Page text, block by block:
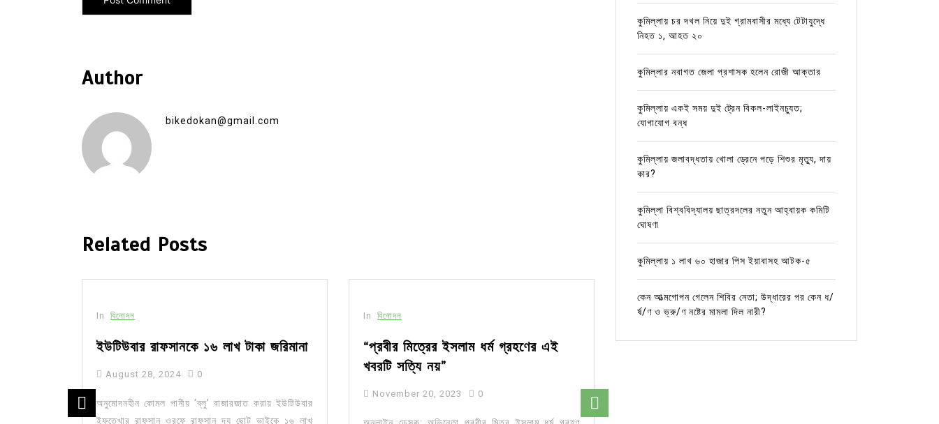
Author
bikedokan@gmail.com
Related Posts
In বিনোদন
ইউটিউবার রাফসানকে ১৬ লাখ টাকা জরিমানা
August 28, 2024 0
অনুমোদনহীন কোমল পানীয় ‘ব্লু’ বাজারজাত করায় ইউটিউবার
ইফতেখার রাফসান ওরফে রাফসান দ্য ছোট ভাইকে ১৬ লাখ
In বিনোদন
“প্রবীর মিত্রের ইসলাম ধর্ম গ্রহণের এই
খবরটি সত্যি নয়”
November 20, 2023 0
In বিনোদন
আবারও বিয়ে করলেন নায়িকা পূর্ণিমা
কুমিল্লায় চর দখল নিয়ে দুই গ্রামবাসীর মধ্যে টেটাযুদ্ধে
নিহত ১, আহত ২০
কুমিল্লার নবাগত জেলা প্রশাসক হলেন রোজী আক্তার
কুমিল্লায় একই সময় দুই ট্রেন বিকল-লাইনচ্যুত;
যোগাযোগ বন্ধ
কুমিল্লায় জলাবদ্ধতায় খোলা ড্রেনে পড়ে শিশুর মৃত্যু, দায়
কার?
কুমিল্লা বিশ্ববিদ্যালয় ছাত্রদলের নতুন আহ্বায়ক কমিটি
ঘোষণা
কুমিল্লায় ১ লাখ ৬০ হাজার পিস ইয়াবাসহ আটক-৫
কেন আত্মগোপন গেলেন শিবির নেতা; উদ্ধারের পর কেন ধ/
র্ষ/ণ ও ভ্রু/ণ নষ্টের মামলা দিল নারী?